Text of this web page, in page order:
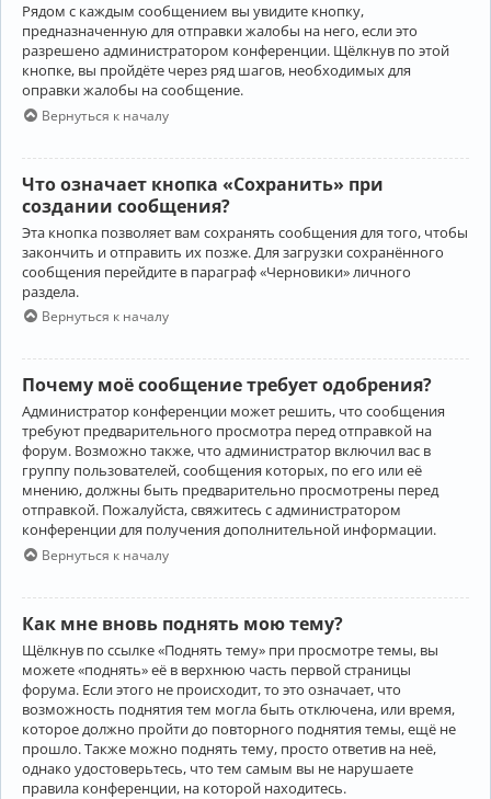
Рядом с каждым сообщением вы увидите кнопку,
предназначенную для отправки жалобы на него, если это
разрешено администратором конференции. Щёлкнув по этой
кнопке, вы пройдёте через ряд шагов, необходимых для
оправки жалобы на сообщение.
Вернуться к началу
Что означает кнопка «Сохранить» при
создании сообщения?
Эта кнопка позволяет вам сохранять сообщения для того, чтобы
закончить и отправить их позже. Для загрузки сохранённого
сообщения перейдите в параграф «Черновики» личного
раздела.
Вернуться к началу
Почему моё сообщение требует одобрения?
Администратор конференции может решить, что сообщения
требуют предварительного просмотра перед отправкой на
форум. Возможно также, что администратор включил вас в
группу пользователей, сообщения которых, по его или её
мнению, должны быть предварительно просмотрены перед
отправкой. Пожалуйста, свяжитесь с администратором
конференции для получения дополнительной информации.
Вернуться к началу
Как мне вновь поднять мою тему?
Щёлкнув по ссылке «Поднять тему» при просмотре темы, вы
можете «поднять» её в верхнюю часть первой страницы
форума. Если этого не происходит, то это означает, что
возможность поднятия тем могла быть отключена, или время,
которое должно пройти до повторного поднятия темы, ещё не
прошло. Также можно поднять тему, просто ответив на неё,
однако удостоверьтесь, что тем самым вы не нарушаете
правила конференции, на которой находитесь.